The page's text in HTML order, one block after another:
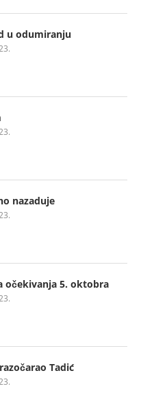
u odumiranju
nazaduje
očekivanja 5. oktobra
Tadić